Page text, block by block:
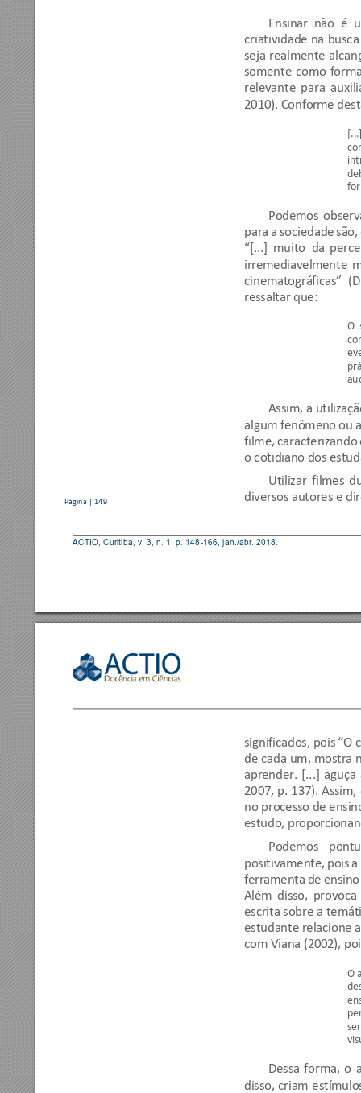
Página | 149
ACTIO, Curitiba, v. 3, n. 1, p. 148-166, jan./abr. 2018.
Ensinar não é
criatividade na busca
seja realmente
somente como
relevante para
2010). Conforme
Podemos
para a sociedade são,
“[...] muito  da
irremediavelmente
cinematográficas”
ressaltar que:
O
Assim, a utili
algum fenômeno ou
filme, caracterizando
o cotidiano dos
Utilizar filmes
diversos autores e
significados, pois “O
de cada um, mostra
aprender. [...] aguça
2007, p. 137). Assim,
no processo de
estudo,
Podemos
positivamente, pois a
ferramenta de
Além disso, provoca
escrita sobre a
estudante relacione
com Viana (2002),
O
Dessa forma, o
disso, criam